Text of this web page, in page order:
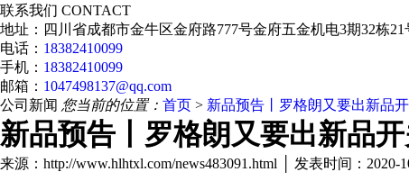
联系我们 CONTACT
地址：四川省成都市金牛区金府路777号金府五金机电3期32栋21
电话： 18382410099
手机： 18382410099
邮箱： 1047498137@qq.com
公司新闻 您当前的位置： 首页 > 新品预告丨罗格朗又要出新品
新品预告丨罗格朗又要出新品
来源：http://www.hlhtxl.com/news483091.html │ 发表时间：2020-